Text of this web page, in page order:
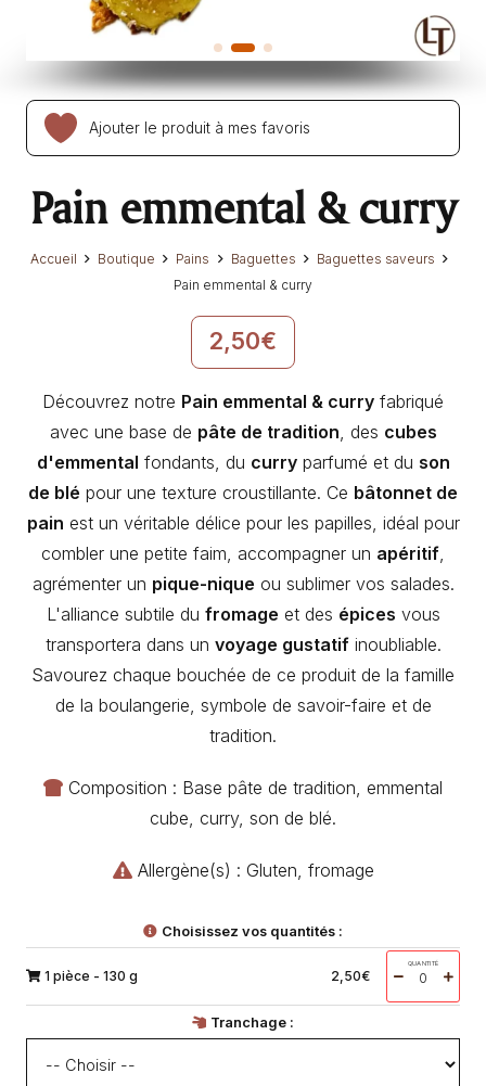
Ajouter le produit à mes favoris
Pain emmental & curry
Accueil Boutique Pains Baguettes
Baguettes saveurs
Pain emmental & curry
2,50€
Découvrez notre Pain emmental & curry fabriqué
avec une base de pâte de tradition , des cubes
d'emmental fondants, du curryparfumé et du son
de blé pour une texture croustillante. Ce bâtonnet de
pain est un véritable délice pour les papilles, idéal pour
combler une petite faim, accompagner un apéritif
agrémenter un pique-nique ou sublimer vos salades.
L'alliance subtile du fromage et des épices vous
transportera dans un voyage gustatifinoubliable.
Savourez chaque bouchée de ce produit de la famille
de la boulangerie, symbole de savoir-faire et de
tradition.
Composition : Base pâte de tradition, emmental
cube, curry, son de blé.
Allergène(s) : Gluten, fromage
Choisissez vos quantités :
1 pièce - 130 g 2,50€
QUANTITÉ
Tranchage :